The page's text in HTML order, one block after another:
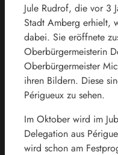
Jule Rudrof, die vor 3
Stadt Amberg erhielt,
dabei. Sie eröffnete
Oberbürgermeisterin
Oberbürgermeister
ihren Bildern. Diese
Périgueux zu sehen.
Im Oktober wird im
Delegation aus
wird schon am